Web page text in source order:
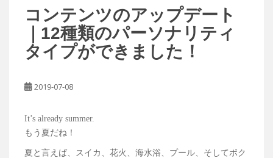
コンテンツのアップデート
｜12種類のパーソナリティ
タイプができました！
2019-07-08
It’s already summer.
もう夏だね！
夏と言えば、スイカ、花火、海水浴、プール、 そしてボク